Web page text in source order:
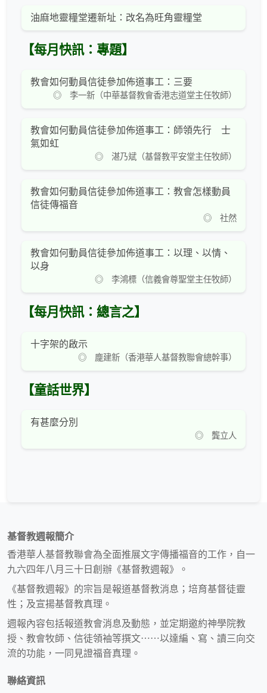
油麻地靈糧堂遷新址：改名為旺角靈糧堂
【每月快訊：專題】
教會如何動員信徒參加佈道事工：三要
◎ 李一新（中華基督教會香港志道堂主任牧師）
教會如何動員信徒參加佈道事工：師領先行 士
氣如虹
◎ 湛乃斌（基督教平安堂主任牧師）
教會如何動員信徒參加佈道事工：教會怎樣動員
信徒傳福音
◎ 社然
教會如何動員信徒參加佈道事工：以理、以情、
以身
◎ 李鴻標（信義會尊聖堂主任牧師）
【每月快訊：總言之】
十字架的啟示
◎ 龐建新（香港華人基督教聯會總幹事）
【童話世界】
有甚麼分別
◎ 龔立人
基督教週報簡介
香港華人基督教聯會為全面推展文字傳播福音的工作，自一
九六四年八月三十日創辦《基督教週報》。
《基督教週報》的宗旨是報道基督教消息；培育基督徒靈
性；及宣揚基督教真理。
週報內容包括報道教會消息及動態，並定期邀約神學院教
授、教會牧師、信徒領袖等撰文⋯⋯以達編、寫、讀三向交
流的功能，一同見證福音真理。
聯絡資訊